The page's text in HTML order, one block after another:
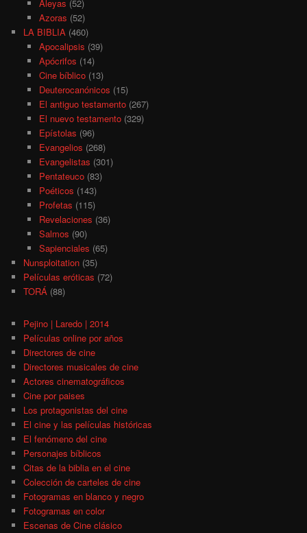
Aleyas (52)
Azoras (52)
LA BIBLIA (460)
Apocalipsis (39)
Apócrifos (14)
Cine bíblico(13)
Deuterocanónicos (15)
El antiguo testamento(267)
El nuevo testamento(329)
Epístolas (96)
Evangelios (268)
Evangelistas (301)
Pentateuco(83)
Poéticos (143)
Profetas (115)
Revelaciones (36)
Salmos (90)
Sapienciales (65)
Nunsploitation (35)
Películas eróticas (72)
TORÁ (88)
Pejino | Laredo | 2014
Películas online por años
Directores de cine
Directores musicales de cine
Actores cinematográficos
Cine por paises
Los protagonistas del cine
El cine y las películas históricas
El fenómeno del cine
Personajes bíblicos
Citas de la biblia en el cine
Colección de carteles de cine
Fotogramas en blanco y negro
Fotogramas en color
Escenas de Cine clásico